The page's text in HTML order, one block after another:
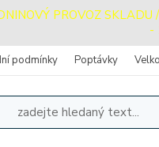
PROVOZ
-
podmínky Poptávky